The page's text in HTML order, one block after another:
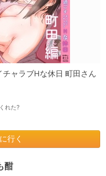
ャラブHな休日 町田さん
れた?
行く
酣